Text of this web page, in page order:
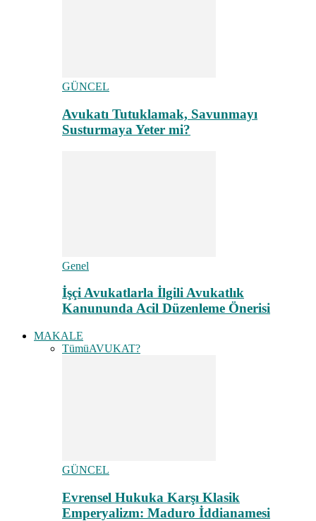
GÜNCEL
Avukatı Tutuklamak, Savunmayı
Susturmaya Yeter mi?
Genel
İşçi Avukatlarla İlgili Avukatlık
Kanununda Acil Düzenleme Önerisi
MAKALE
TümüAVUKAT?
GÜNCEL
Evrensel Hukuka Karşı Klasik
Emperyalizm: Maduro İddianamesi